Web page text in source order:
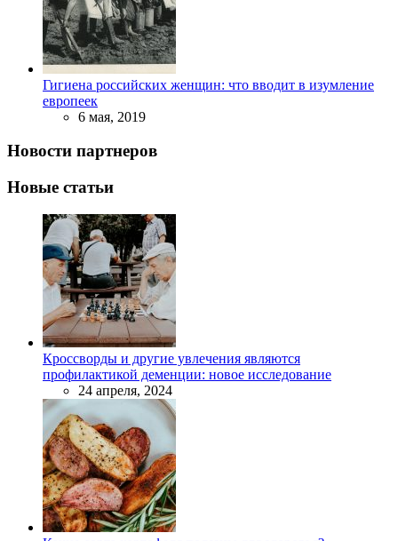
Гигиена российских женщин: что вводит в изумление
европеек
6 мая, 2019
Новости партнеров
Новые статьи
Кроссворды и другие увлечения являются
профилактикой деменции: новое исследование
24 апреля, 2024